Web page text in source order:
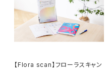
【Flora scan】フローラスキャン